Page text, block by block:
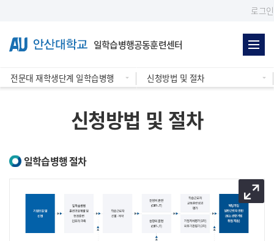
로그인
일학습병행공동훈련센터
전문대 재학생단계 일학습병행 신청방법 및 절차
신청방법 및 절차
일학습병행 절차
이미